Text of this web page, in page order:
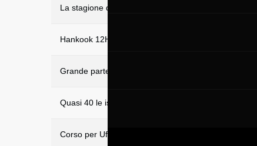
La stagione del Gruppo Peroni Race si apre al
Hankook 12H Mugello, una prima di grande fascino
Grande partecipazione per la Hankook 12H
Quasi 40 le iscrizioni già confermate per la Hankook
Corso per Ufficiali di gara